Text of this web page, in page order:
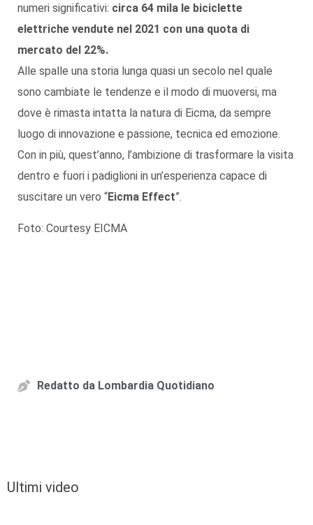
numeri significativi: circa 64 mila le biciclette
elettriche vendute nel 2021 con una quota di
mercato del 22%.
Alle spalle una storia lunga quasi un secolo nel quale
sono cambiate le tendenze e il modo di muoversi, ma
dove è rimasta intatta la natura di Eicma, da sempre
luogo di innovazione e passione, tecnica ed emozione.
Con in più, quest’anno, l’ambizione di trasformare la visita
dentro e fuori i padiglioni in un’esperienza capace di
suscitare un vero “Eicma Effect”.
Foto: Courtesy EICMA
Redatto da Lombardia Quotidiano
Ultimi video